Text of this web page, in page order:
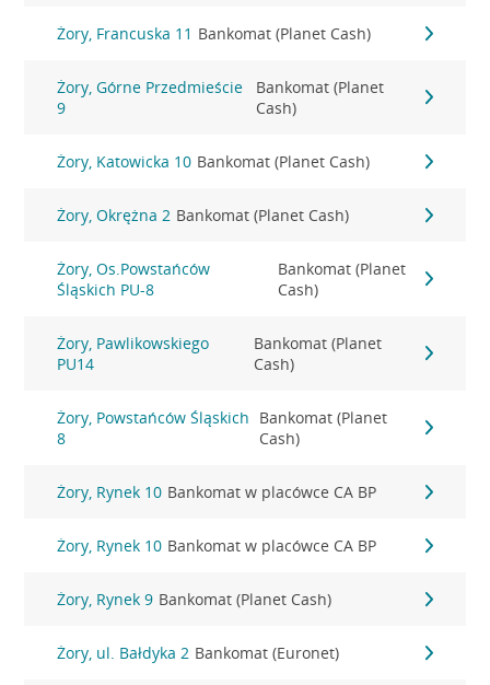
Żory, Francuska 11 Bankomat (Planet Cash)
Żory, Górne Przedmieście
9
Bankomat (Planet
Cash)
Żory, Katowicka 10 Bankomat (Planet Cash)
Żory, Okrężna 2 Bankomat (Planet Cash)
Żory, Os.Powstańców
Śląskich PU-8
Bankomat (Planet
Cash)
Żory, Pawlikowskiego
PU14
Bankomat (Planet
Cash)
Żory, Powstańców Śląskich
8
Bankomat (Planet
Cash)
Żory, Rynek 10 Bankomat w placówce CA BP
Żory, Rynek 10 Bankomat w placówce CA BP
Żory, Rynek 9 Bankomat (Planet Cash)
Żory, ul. Bałdyka 2 Bankomat (Euronet)